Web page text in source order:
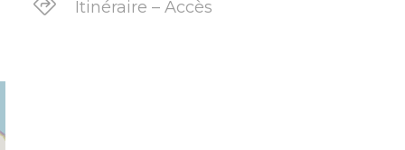
Itinéraire – Accès